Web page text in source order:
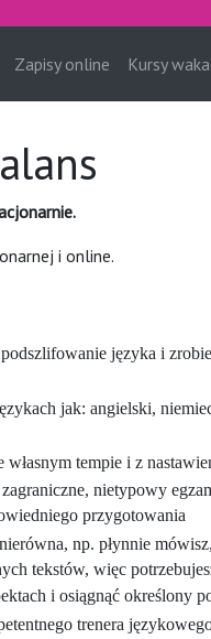
Zapisy online Kursy
i online.
języka i
jak: angielski,
tempie i z
nietypowy
przygotowania
np. płynnie
tekstów, więc
i osiągnąć określony
trenera